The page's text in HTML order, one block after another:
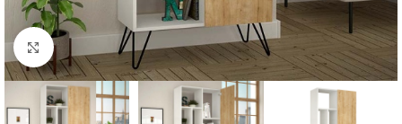
Κλικ για μεγέθυνση